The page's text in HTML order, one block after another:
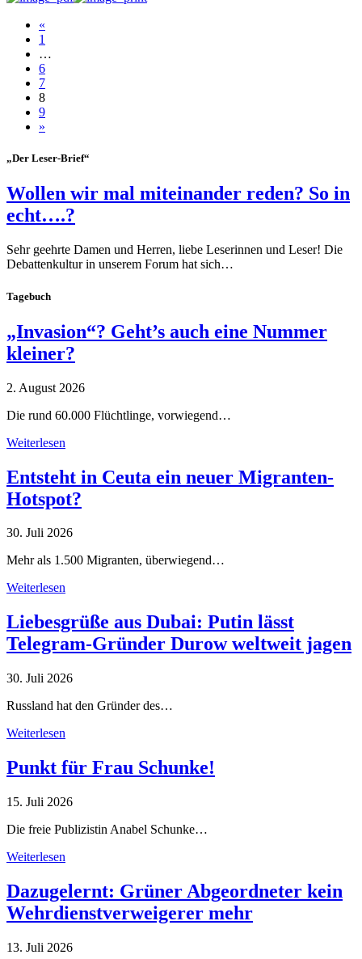
«
1
…
6
7
8
9
»
„Der Leser-Brief“
Wollen wir mal miteinander reden? So in
echt….?
Sehr geehrte Damen und Herren, liebe Leserinnen und Leser! Die
Debattenkultur in unserem Forum hat sich…
Tagebuch
„Invasion“? Geht’s auch eine Nummer
kleiner?
2. August 2026
Die rund 60.000 Flüchtlinge, vorwiegend…
Weiterlesen
Entsteht in Ceuta ein neuer Migranten-
Hotspot?
30. Juli 2026
Mehr als 1.500 Migranten, überwiegend…
Weiterlesen
Liebesgrüße aus Dubai: Putin lässt
Telegram-Gründer Durow weltweit jagen
30. Juli 2026
Russland hat den Gründer des…
Weiterlesen
Punkt für Frau Schunke!
15. Juli 2026
Die freie Publizistin Anabel Schunke…
Weiterlesen
Dazugelernt: Grüner Abgeordneter kein
Wehrdienstverweigerer mehr
13. Juli 2026